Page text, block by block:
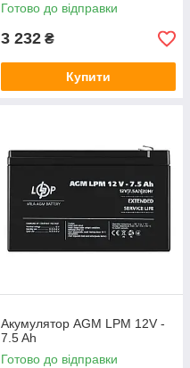
Готово до відправки
3 232 ₴
Купити
Акумулятор AGM LPM 12V -
7.5 Ah
Готово до відправки